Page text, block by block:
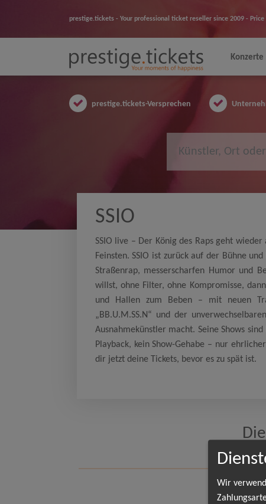
prestige.tickets - Your professional ticket reseller since 2009 -
Konzerte
prestige.tickets-Versprechen
SSIO
SSIO live – Der König des Raps geht
Feinsten. SSIO ist zurück auf der Bühne
Straßenrap, messerscharfen Humor und
willst, ohne Filter, ohne Kompromisse,
und Hallen zum Beben – mit neuen
„BB.U.M.SS.N“ und der
Ausnahmekünstler macht. Seine Shows
Playback, kein Show-Gehabe – nur
dir jetzt deine Tickets, bevor es zu spät ist.
Wir